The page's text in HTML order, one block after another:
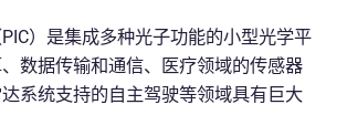
）是集成多种光子功能的小型光学平
数据传输和通信、医疗领域的传感器
系统支持的自主驾驶等领域具有巨大